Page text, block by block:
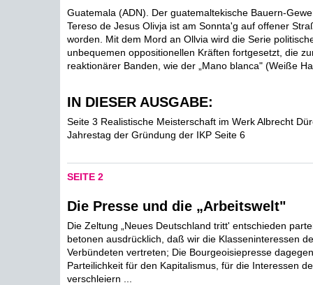
Guatemala (ADN). Der guatemaltekische Bauern-
Tereso de Jesus Olivja ist am Sonnta'g auf offener
worden. Mit dem Mord an Ollvia wird die Serie
unbequemen oppositionellen Kräften fortgesetzt, die
reaktionärer Banden, wie der „Mano blanca" (Weiße
IN DIESER AUSGABE:
Seite 3 Realistische Meisterschaft im Werk Albrecht
Jahrestag der Gründung der IKP Seite 6
SEITE 2
Die Presse und die „Arbeitswelt"
Die Zeltung „Neues Deutschland tritt' entschieden
betonen ausdrücklich, daß wir die Klasseninteressen
Verbündeten vertreten; Die Bourgeoisiepresse
Parteilichkeit für den Kapitalismus, für die Interessen
verschleiern ...